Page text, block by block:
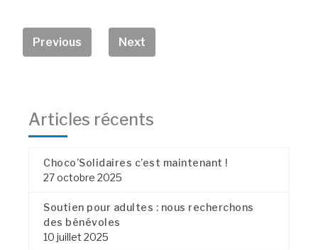
Previous Next
Articles récents
Choco’Solidaires c’est maintenant !
27 octobre 2025
Soutien pour adultes : nous recherchons
des bénévoles
10 juillet 2025